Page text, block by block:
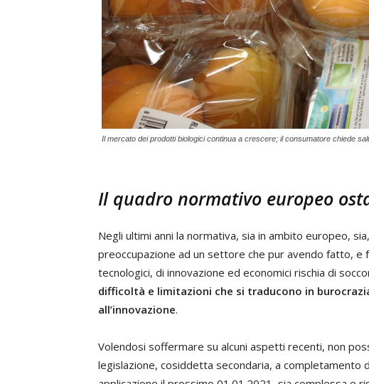
Il mercato dei prodotti biologici continua a crescere; il consumatore chiede
Il quadro normativo europeo
Negli ultimi anni la normativa, sia in ambito europeo,
preoccupazione ad un settore che pur avendo fatto, e
tecnologici, di innovazione ed economici rischia di
difficoltà e limitazioni che si traducono in
all’innovazione.
Volendosi soffermare su alcuni aspetti recenti, non
legislazione, cosiddetta secondaria, a completamento